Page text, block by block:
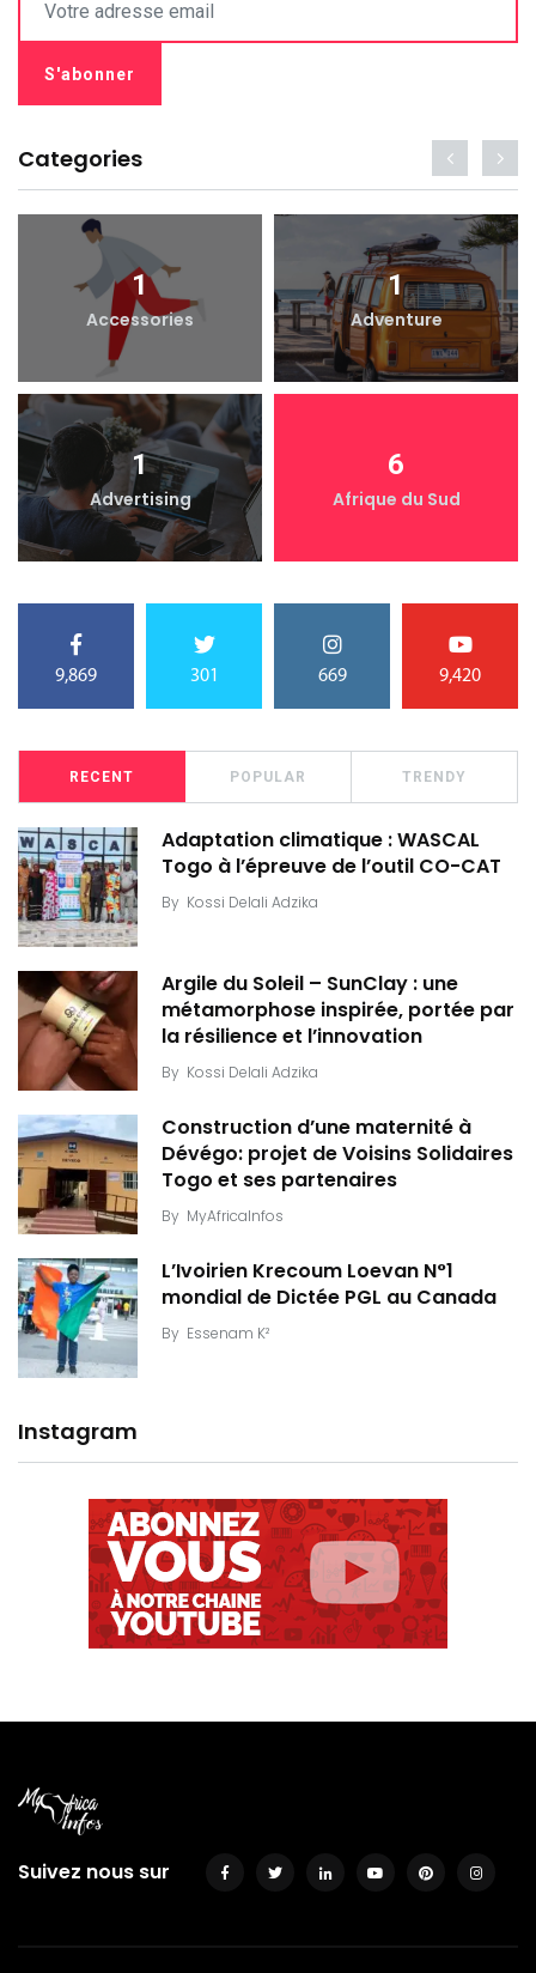
Categories
1
Accessories
1
Adventure
1
Advertising
6
Afrique du Sud
9,869 301 669 9,420
RECENT POPULAR TRENDY
Adaptation climatique : WASCAL
Togo à l’épreuve de l’outil CO-CAT
By Kossi Delali Adzika
Argile du Soleil – SunClay : une
métamorphose inspirée, portée par
la résilience et l’innovation
By Kossi Delali Adzika
Construction d’une maternité à
Dévégo: projet de Voisins Solidaires
Togo et ses partenaires
By MyAfricaInfos
L’Ivoirien Krecoum Loevan N°1
mondial de Dictée PGL au Canada
By Essenam K²
Instagram
Suivez nous sur